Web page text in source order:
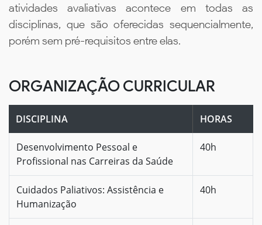
atividades avaliativas acontece em todas as
disciplinas, que são oferecidas sequencialmente,
porém sem pré-requisitos entre elas.
ORGANIZAÇÃO CURRICULAR
DISCIPLINA HORAS
Desenvolvimento Pessoal e
Profissional nas Carreiras da Saúde
40h
Cuidados Paliativos: Assistência e
Humanização
40h